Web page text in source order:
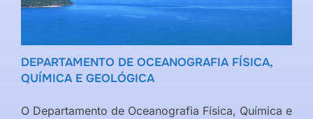
DEPARTAMENTO DE OCEANOGRAFIA FÍSICA,
QUÍMICA E GEOLÓGICA
O Departamento de Oceanografia Física, Química e